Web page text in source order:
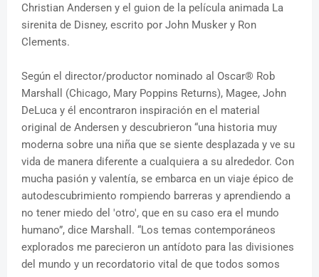
Christian Andersen y el guion de la película animada La
sirenita de Disney, escrito por John Musker y Ron
Clements.
Según el director/productor nominado al Oscar® Rob
Marshall (Chicago, Mary Poppins Returns), Magee, John
DeLuca y él encontraron inspiración en el material
original de Andersen y descubrieron “una historia muy
moderna sobre una niña que se siente desplazada y ve su
vida de manera diferente a cualquiera a su alrededor. Con
mucha pasión y valentía, se embarca en un viaje épico de
autodescubrimiento rompiendo barreras y aprendiendo a
no tener miedo del 'otro', que en su caso era el mundo
humano”, dice Marshall. “Los temas contemporáneos
explorados me parecieron un antídoto para las divisiones
del mundo y un recordatorio vital de que todos somos